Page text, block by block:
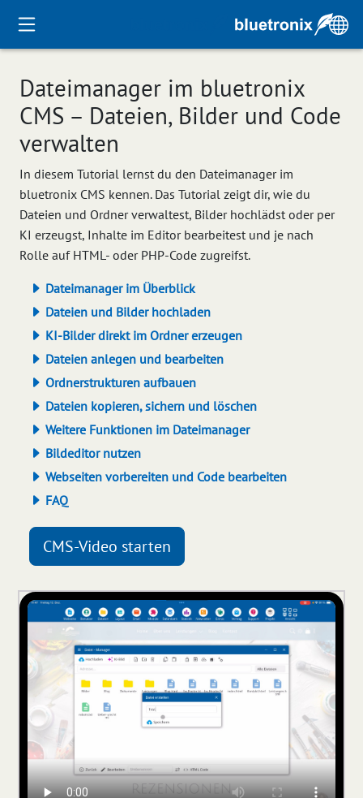
Dateimanager im bluetronix
CMS – Dateien, Bilder und Code
verwalten
In diesem Tutorial lernst du den Dateimanager im
bluetronix CMS kennen. Das Tutorial zeigt dir, wie du
Dateien und Ordner verwaltest, Bilder hochlädst oder per
KI erzeugst, Inhalte im Editor bearbeitest und je nach
Rolle auf HTML- oder PHP-Code zugreifst.
Dateimanager im Überblick
Dateien und Bilder hochladen
KI-Bilder direkt im Ordner erzeugen
Dateien anlegen und bearbeiten
Ordnerstrukturen aufbauen
Dateien kopieren, sichern und löschen
Weitere Funktionen im Dateimanager
Bildeditor nutzen
Webseiten vorbereiten und Code bearbeiten
FAQ
CMS-Video starten